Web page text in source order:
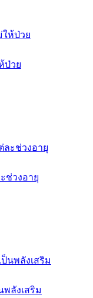
ป่วย
ช่วงอายุ
ลังเสริม